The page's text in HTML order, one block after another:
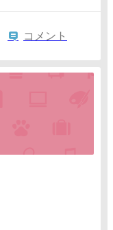
コメント